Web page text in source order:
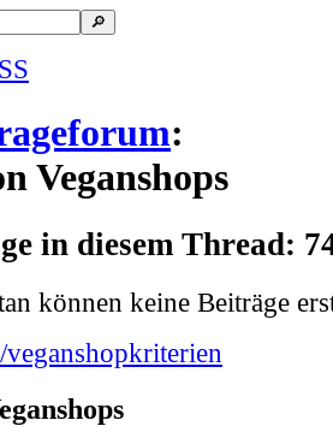
:
Veganshops
in diesem Thread:
können keine Beiträge